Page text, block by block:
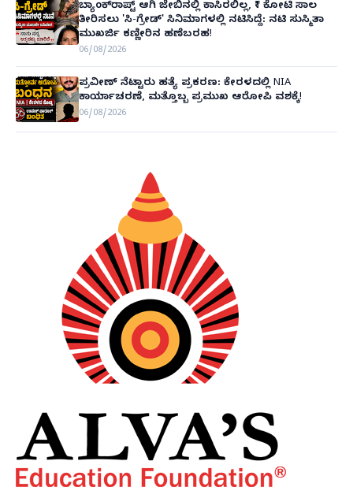
ಬ್ಯಾಂಕ್‌ರಾಪ್ಟ್‌ ಆಗಿ ಜೇಬಿನಲ್ಲಿ ಕಾಸಿರಲಿಲ್ಲ, ₹1 ಕೋಟಿ ಸಾಲ
ತೀರಿಸಲು 'ಸಿ-ಗ್ರೇಡ್' ಸಿನಿಮಾಗಳಲ್ಲಿ ನಟಿಸಿದ್ದೆ: ನಟಿ ಸುಸ್ಮಿತಾ
ಮುಖರ್ಜಿ ಕಣ್ಣೀರಿನ ಹಣೆಬರಹ!
06/08/2026
ಪ್ರವೀಣ್ ನೆಟ್ಟಾರು ಹತ್ಯೆ ಪ್ರಕರಣ: ಕೇರಳದಲ್ಲಿ NIA
ಕಾರ್ಯಾಚರಣೆ, ಮತ್ತೊಬ್ಬ ಪ್ರಮುಖ ಆರೋಪಿ ವಶಕ್ಕೆ!
06/08/2026